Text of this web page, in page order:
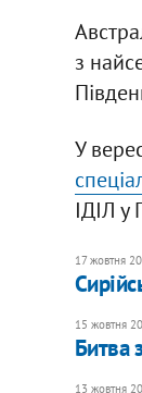
з
У
ІДІЛ у
17 жовтня
15 жовтня
Битва
13 жовтня